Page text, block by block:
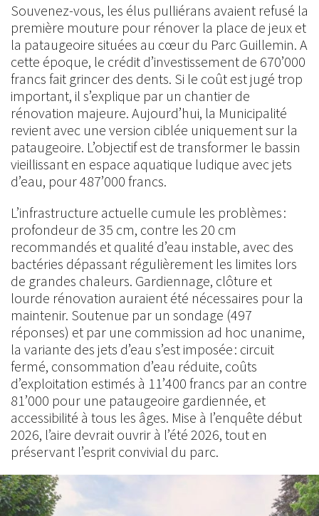
Souvenez-vous, les élus pulliérans avaient refusé la
première mouture pour rénover la place de jeux et
la pataugeoire situées au cœur du Parc Guillemin. A
cette époque, le crédit d’investissement de 670’000
francs fait grincer des dents. Si le coût est jugé trop
important, il s’explique par un chantier de
rénovation majeure. Aujourd’hui, la Municipalité
revient avec une version ciblée uniquement sur la
pataugeoire. L’objectif est de transformer le bassin
vieillissant en espace aquatique ludique avec jets
d’eau, pour 487’000 francs.
L’infrastructure actuelle cumule les problèmes :
profondeur de 35 cm, contre les 20 cm
recommandés et qualité d’eau instable, avec des
bactéries dépassant régulièrement les limites lors
de grandes chaleurs. Gardiennage, clôture et
lourde rénovation auraient été nécessaires pour la
maintenir. Soutenue par un sondage (497
réponses) et par une commission ad hoc unanime,
la variante des jets d’eau s’est imposée : circuit
fermé, consommation d’eau réduite, coûts
d’exploitation estimés à 11’400 francs par an contre
81’000 pour une pataugeoire gardiennée, et
accessibilité à tous les âges. Mise à l’enquête début
2026, l’aire devrait ouvrir à l’été 2026, tout en
préservant l’esprit convivial du parc.